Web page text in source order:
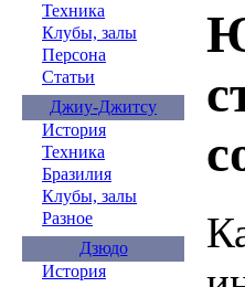
Техника
Клубы, залы
Персона
Статьи
Джиу-Джитсу
История
Техника
Бразилия
Клубы, залы
Разное
Дзюдо
История